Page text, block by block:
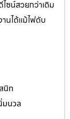
ซน์สวยกว่าเดิม
นได้แม้ไฟดับ
นิท
มนวล